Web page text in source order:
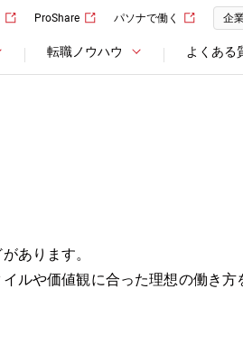
ProShare パソナで働く 企
転職ノウハウ よくある
あります。
ルや価値観に合った理想の働き